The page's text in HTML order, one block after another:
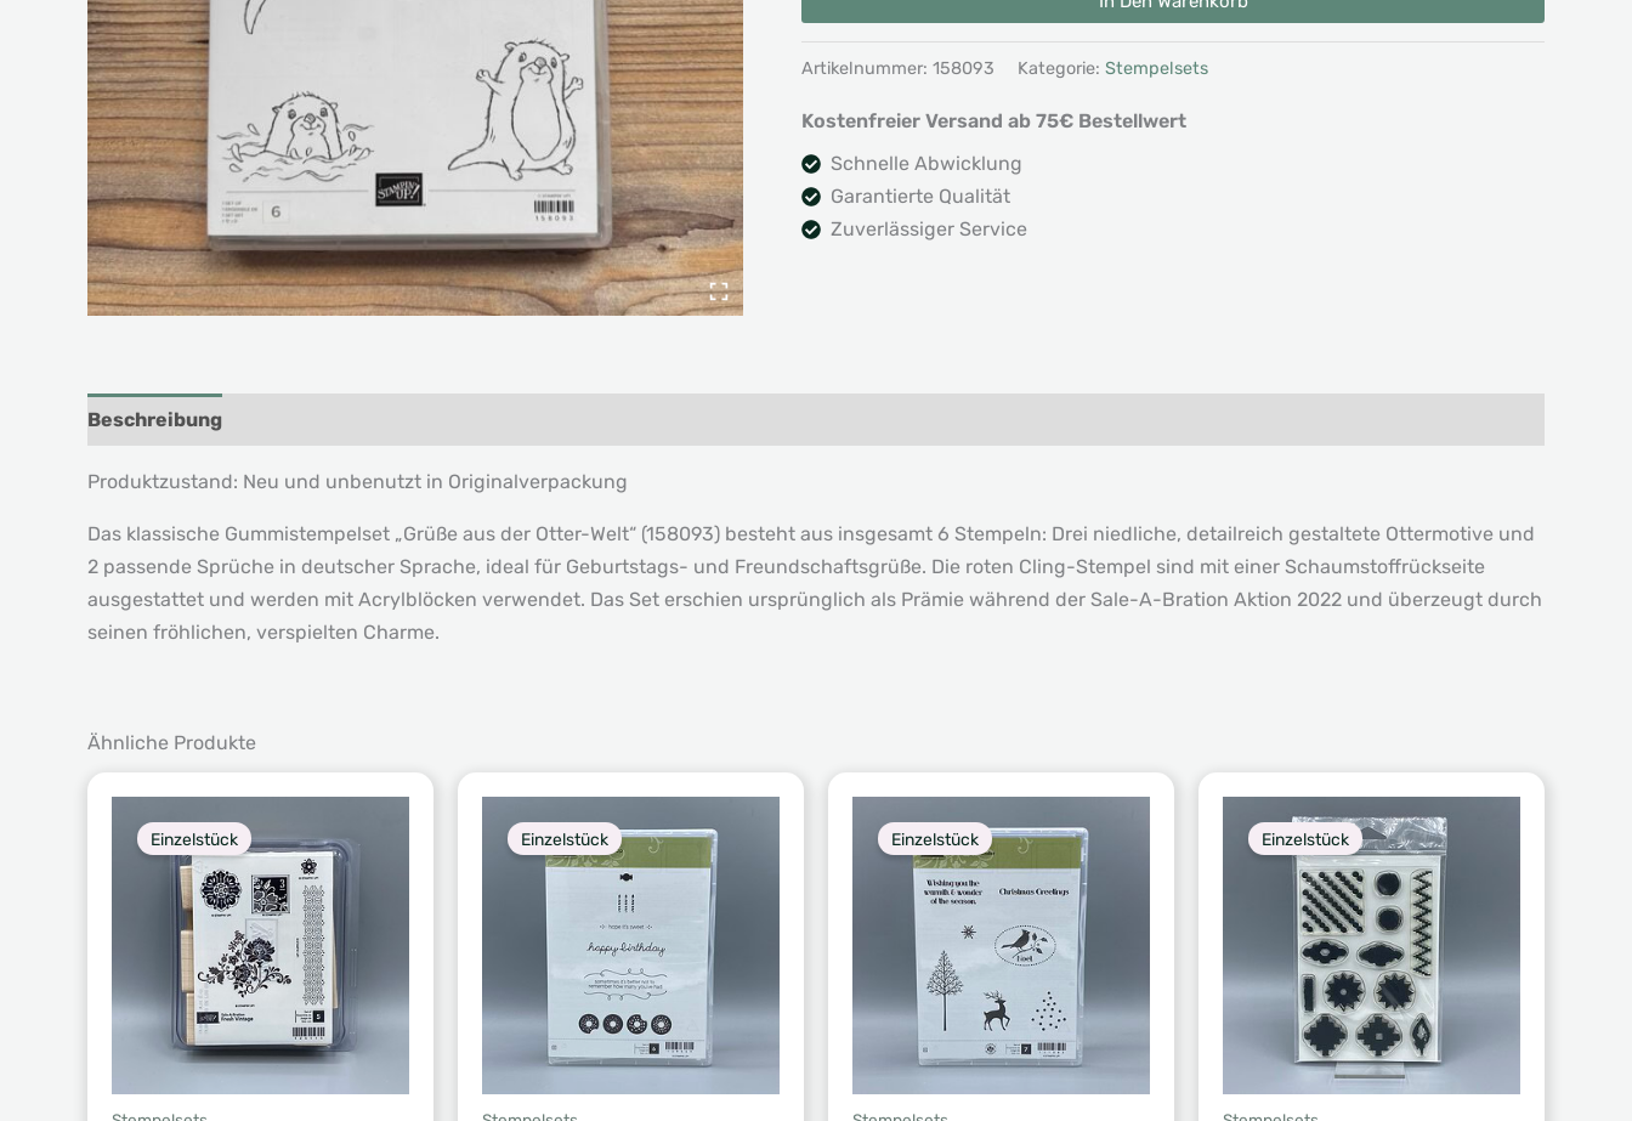
der
Otter-
-
Sale-
A-
Bration
Artikelnummer: 158093 Kategorie: Stempelsets
Kostenfreier Versand ab 75€ Bestellwert
Schnelle Abwicklung
Garantierte Qualität
Zuverlässiger Service
Beschreibung
Produktzustand: Neu und unbenutzt in Originalverpackung
Das klassische Gummistempelset „Grüße aus der Otter-Welt“ (158093) besteht aus insgesamt 6 Stempeln: Drei niedliche, detailreich gestaltete Ottermotive und
2 passende Sprüche in deutscher Sprache, ideal für Geburtstags- und Freundschaftsgrüße. Die roten Cling-Stempel sind mit einer Schaumstoffrückseite
ausgestattet und werden mit Acrylblöcken verwendet. Das Set erschien ursprünglich als Prämie während der Sale-A-Bration Aktion 2022 und überzeugt durch
seinen fröhlichen, verspielten Charme.
Ähnliche Produkte
Einzelstück Einzelstück Einzelstück Einzelstück